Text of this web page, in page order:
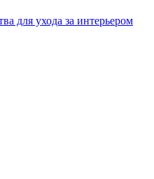
для ухода за интерьером